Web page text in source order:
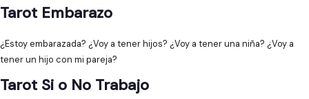
Tarot Embarazo
¿Estoy embarazada? ¿Voy a tener hijos? ¿Voy a tener una niña? ¿Voy a
tener un hijo con mi pareja?
Tarot Si o No Trabajo